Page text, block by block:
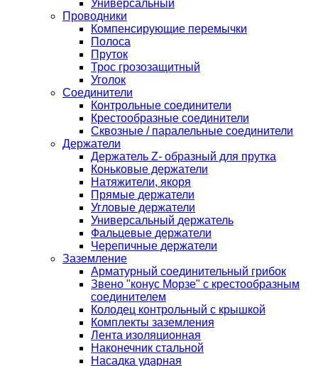
Универсальный
Проводники
Компенсирующие перемычки
Полоса
Пруток
Трос грозозащитный
Уголок
Соединители
Контрольные соединители
Крестообразные соединители
Сквозные / паралельные соединители
Держатели
Держатель Z- образный для прутка
Коньковые держатели
Натяжители, якоря
Прямые держатели
Угловые держатели
Универсальный держатель
Фальцевые держатели
Черепичные держатели
Заземление
Арматурный соединительный грибок
Звено "конус Морзе" с крестообразным
соединителем
Колодец контрольный с крышкой
Комплекты заземления
Лента изоляционная
Наконечник стальной
Насадка ударная